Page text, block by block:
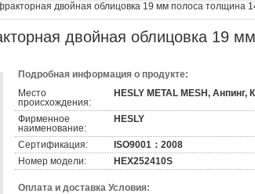
двойная облицовка 19 мм полоса толщина
двойная облицовка 19
Подробная информация о продукте:
Место
происхождения:
HESLY METAL MESH, Анпинг,
Фирменное
наименование:
HESLY
Сертификация:
ISO9001：2008
Номер модели:
HEX252410S
Оплата и доставка Условия: